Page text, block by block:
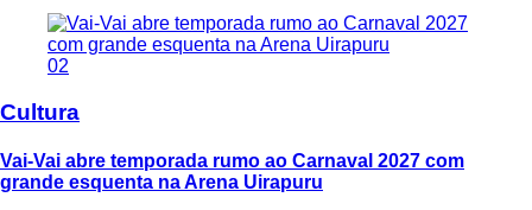
02
Cultura
Vai-Vai abre temporada rumo ao Carnaval 2027 com
grande esquenta na Arena Uirapuru